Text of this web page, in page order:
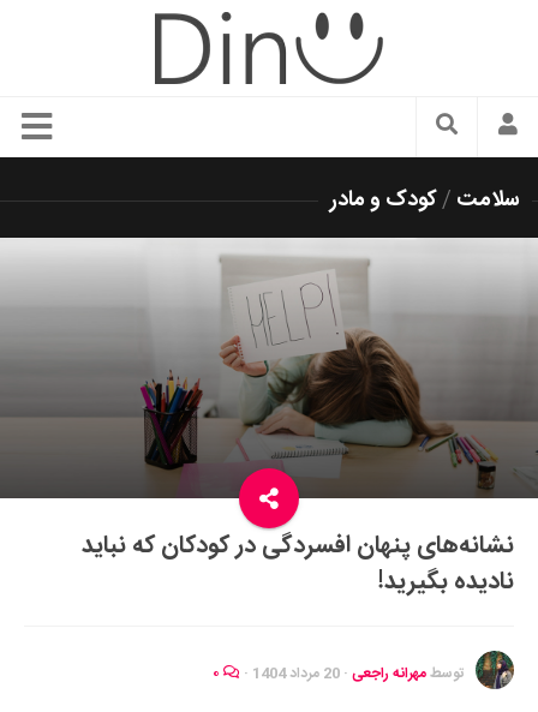
سبک زندگی
زیبایی و آرایش
شیک پوشی
دکوراسیون و چیدمان
رستوران گردی
سفر و گردشگری
ایران گردی
جهان گردی
موفقیت و مهارت‌های فردی
سلامت /کودک و مادر
نشانه‌های پنهان افسردگی در کودکان که نباید
نادیده بگیرید!
توسطمهرانه راجعی · 20 مرداد 1404 ·